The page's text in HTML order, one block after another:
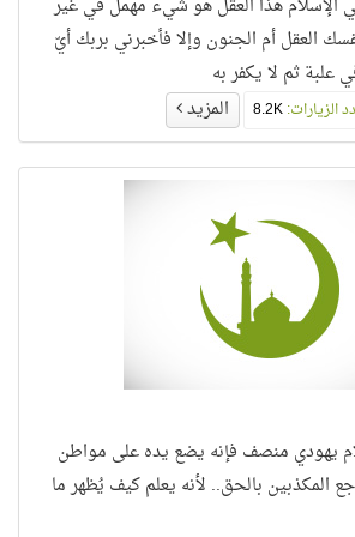
الإسلام هذا العقل هو شيء مهمل في غير
العقل أم الجنون وإلا فأخبرني بربك أيّ
ثم لا يكفر به
الزيارات: المزيد
يهودي منصف فإنه يضع يده على مواطن
المكذبين بالحق.. لأنه يعلم كيف يُظهر ما